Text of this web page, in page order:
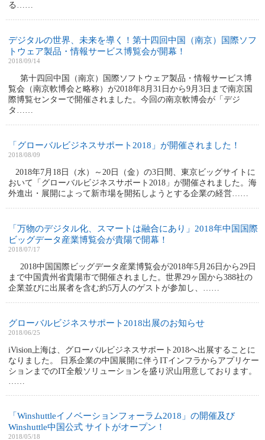
る……
デジタルの世界、未来を導く！第十四回中国（南京）国際ソフ
トウェア製品・情報サービス博覧会が開幕！
2018/09/14
第十四回中国（南京）国際ソフトウェア製品・情報サービス博
覧会（南京軟博会と略称）が2018年8月31日から9月3日まで南京国
際博覧センターで開催されました。今回の南京軟博会が「デジ
タ……
「グローバルビジネスサポート2018」が開催されました！
2018/08/09
2018年7月18日（水）～20日（金）の3日間、東京ビッグサイトに
おいて「グローバルビジネスサポート2018」が開催されました。海
外進出・展開によって新市場を開拓しようとする企業の経営……
「万物のデジタル化、スマートは融合にあり」2018年中国国際
ビッグデータ産業博覧会が貴陽で開幕！
2018/07/17
2018中国国際ビッグデータ産業博覧会が2018年5月26日から29日
まで中国貴州省貴陽市で開催されました。世界29ヶ国から388社の
企業並びに出展者を含む約5万人のゲストが参加し、……
グローバルビジネスサポート2018出展のお知らせ
2018/06/25
iVision上海は、グローバルビジネスサポート2018へ出展することに
なりました。 日系企業の中国展開に伴うITインフラからアプリケー
ションまでのIT全般ソリューションを盛り沢山用意しております。
……
「Winshuttleイノベーションフォーラム2018」の開催及び
Winshuttle中国公式 サイトがオープン！
2018/05/18